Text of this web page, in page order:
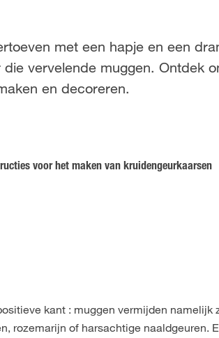
met een hapje en een
vervelende muggen. Ontdek
en decoreren.
voor het maken van kruidengeurkaarsen
kant : muggen vermijden namelijk
rozemarijn of harsachtige naaldgeuren.